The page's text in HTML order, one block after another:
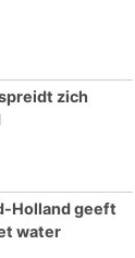
zich
Holland geeft
water